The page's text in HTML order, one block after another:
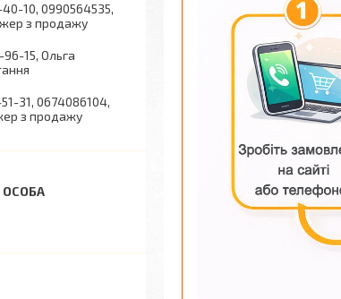
40-10 0990564535
з продажу
96-15 Ольга
31 0674086104
з продажу